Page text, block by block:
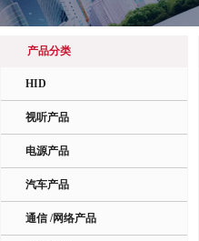
产品分类
HID
视听产品
电源产品
汽车产品
通信 /网络产品